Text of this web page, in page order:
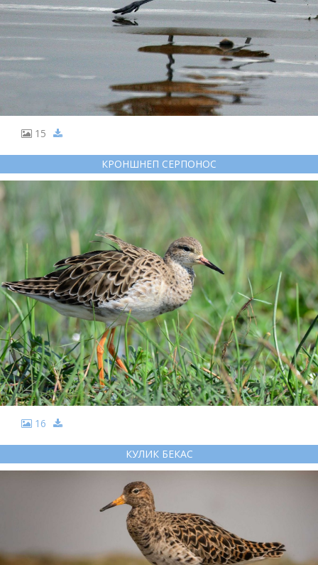
15
КРОНШНЕП СЕРПОНОС
16
КУЛИК БЕКАС